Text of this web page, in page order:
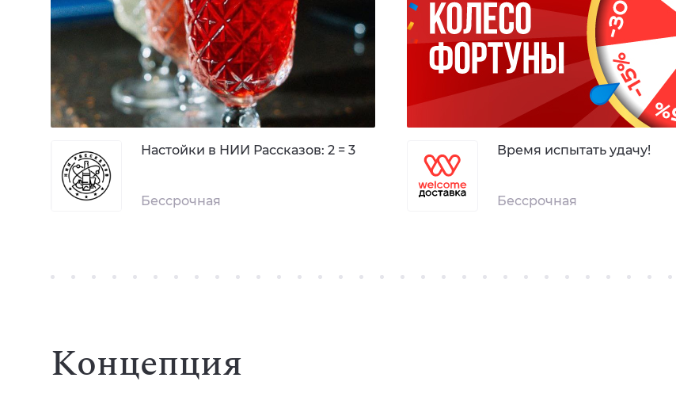
Настойки в НИИ Рассказов: 2 = 3
Бессрочная
Время испытать удачу!
Бессрочная
Концепция